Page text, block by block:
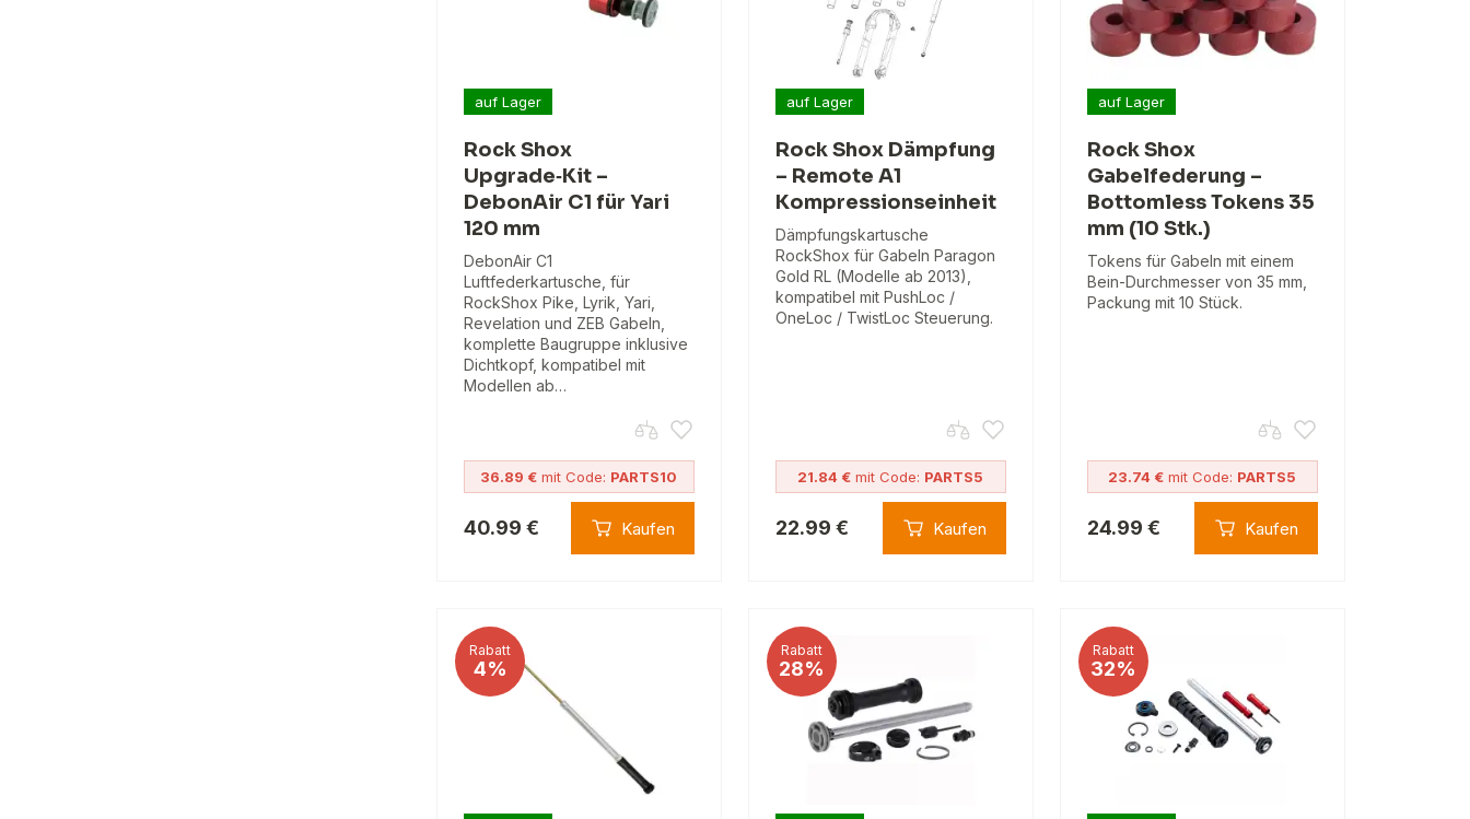
auf Lager
Rock Shox
Upgrade‑Kit –
DebonAir C1 für Yari
120 mm
DebonAir C1
Luftfederkartusche, für
RockShox Pike, Lyrik, Yari,
Revelation und ZEB Gabeln,
komplette Baugruppe inklusive
Dichtkopf, kompatibel mit
Modellen ab…
36.89 € mit Code: PARTS10
40.99 € Kaufen
auf Lager
Rock Shox Dämpfung
– Remote A1
Kompressionseinheit
Dämpfungskartusche
RockShox für Gabeln Paragon
Gold RL (Modelle ab 2013),
kompatibel mit PushLoc /
OneLoc / TwistLoc Steuerung.
21.84 € mit Code: PARTS5
22.99 € Kaufen
auf Lager
Rock Shox
Gabelfederung –
Bottomless Tokens 35
mm (10 Stk.)
Tokens für Gabeln mit einem
Bein-Durchmesser von 35 mm,
Packung mit 10 Stück.
23.74 € mit Code: PARTS5
24.99 € Kaufen
Rabatt
4%
Rabatt
28%
Rabatt
32%